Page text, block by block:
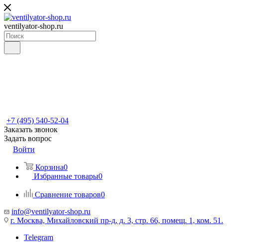
ventilyator-shop.ru
+7 (495) 540-52-04
Заказать звонок
Задать вопрос
Войти
Корзина0
Избранные товары0
Сравнение товаров0
info@ventilyator-shop.ru
г. Москва, Михайловский пр-д, д. 3, cтр. 66, помещ. 1, ком. 51.
Telegram